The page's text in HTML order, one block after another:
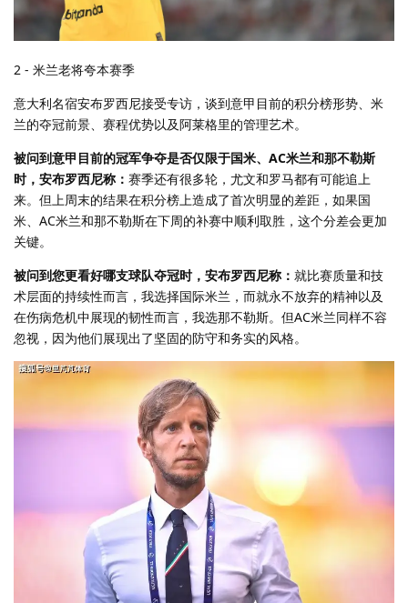
2 - 米兰老将夸本赛季
意大利名宿安布罗西尼接受专访，谈到意甲目前的积分榜形势、米
兰的夺冠前景、赛程优势以及阿莱格里的管理艺术。
被问到意甲目前的冠军争夺是否仅限于国米、AC米兰和那不勒斯
时，安布罗西尼称： 赛季还有很多轮，尤文和罗马都有可能追上
来。但上周末的结果在积分榜上造成了首次明显的差距，如果国
米、AC米兰和那不勒斯在下周的补赛中顺利取胜，这个分差会更加
关键。
被问到您更看好哪支球队夺冠时，安布罗西尼称： 就比赛质量和技
术层面的持续性而言，我选择国际米兰，而就永不放弃的精神以及
在伤病危机中展现的韧性而言，我选那不勒斯。但AC米兰同样不容
忽视，因为他们展现出了坚固的防守和务实的风格。